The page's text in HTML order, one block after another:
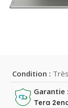
Condition :
Garantie :
Tera